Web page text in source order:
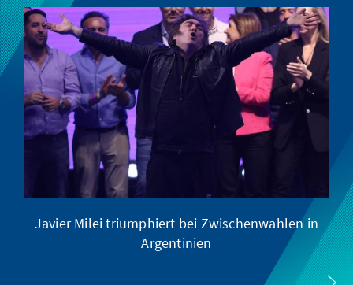
Javier Milei triumphiert bei Zwischenwahlen in
Argentinien